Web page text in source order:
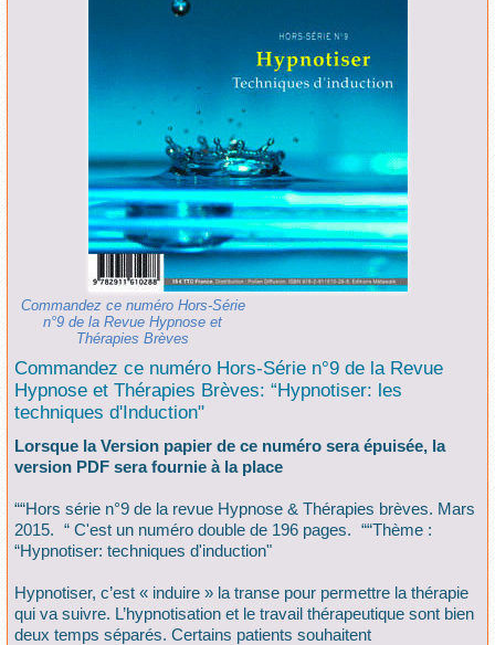
Commandez ce numéro Hors-Série
n°9 de la Revue Hypnose et
Thérapies Brèves
Commandez ce numéro Hors-Série n°9 de la Revue
Hypnose et Thérapies Brèves: “Hypnotiser: les
techniques d'Induction"
Lorsque la Version papier de ce numéro sera épuisée, la
version PDF sera fournie à la place
““Hors série n°9 de la revue Hypnose & Thérapies brèves. Mars
2015. “ C'est un numéro double de 196 pages. ““Thème :
“Hypnotiser: techniques d'induction"
Hypnotiser, c’est « induire » la transe pour permettre la thérapie
qui va suivre. L’hypnotisation et le travail thérapeutique sont bien
deux temps séparés. Certains patients souhaitent